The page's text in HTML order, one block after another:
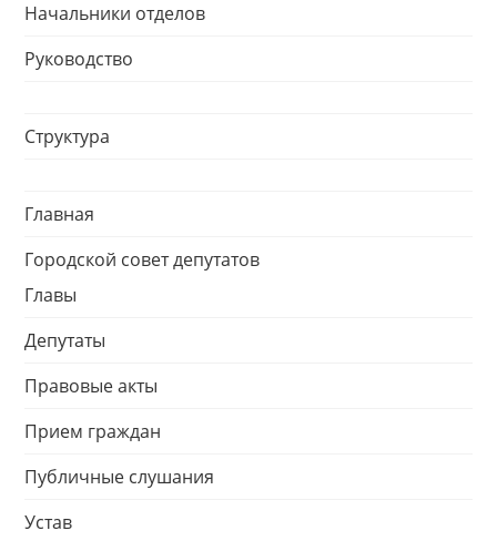
Начальники отделов
Руководство
Структура
Главная
Городской совет депутатов
Главы
Депутаты
Правовые акты
Прием граждан
Публичные слушания
Устав